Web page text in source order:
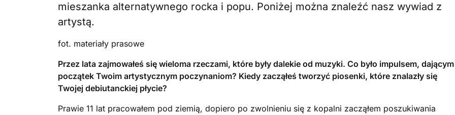
mieszanka alternatywnego rocka i popu. Poniżej można znaleźć nasz wywiad z
artystą.
fot. materiały prasowe
Przez lata zajmowałeś się wieloma rzeczami, które były dalekie od muzyki. Co było impulsem, dającym
początek Twoim artystycznym poczynaniom? Kiedy zacząłeś tworzyć piosenki, które znalazły się
Twojej debiutanckiej płycie?
Prawie 11 lat pracowałem pod ziemią, dopiero po zwolnieniu się z kopalni zacząłem poszukiwania